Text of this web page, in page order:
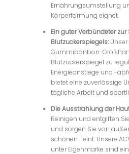
Ernährungsumstellung
Körperformung eignet.
Ein guter Verbündeter
Blutzuckerspiegels:
Gummibonbon-
Blutzuckerspiegel zu
Energieanstiege und -
bietet eine zuverlässige
tägliche Arbeit und
Die Ausstrahlung der
Reinigen und entgiften
und sorgen Sie von
schönen Teint. Unsere
unter Eigenmarke sind